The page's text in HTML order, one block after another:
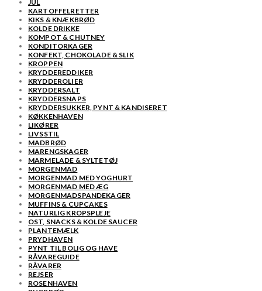
JUL
KARTOFFELRETTER
KIKS & KNÆKBRØD
KOLDE DRIKKE
KOMPOT & CHUTNEY
KONDITORKAGER
KONFEKT, CHOKOLADE & SLIK
KROPPEN
KRYDDEREDDIKER
KRYDDEROLIER
KRYDDERSALT
KRYDDERSNAPS
KRYDDERSUKKER, PYNT & KANDISERET
KØKKENHAVEN
LIKØRER
LIVSSTIL
MADBRØD
MARENGSKAGER
MARMELADE & SYLTETØJ
MORGENMAD
MORGENMAD MED YOGHURT
MORGENMAD MED ÆG
MORGENMADSPANDEKAGER
MUFFINS & CUPCAKES
NATURLIG KROPSPLEJE
OST, SNACKS & KOLDE SAUCER
PLANTEMÆLK
PRYDHAVEN
PYNT TIL BOLIG OG HAVE
RÅVAREGUIDE
RÅVARER
REJSER
ROSENHAVEN